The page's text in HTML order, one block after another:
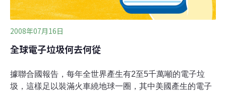
2008年07月16日
全球電子垃圾何去何從
據聯合國報告，每年全世界產生有2至5千萬噸的電子垃
圾，這樣足以裝滿火車繞地球一圈，其中美國產生的電子